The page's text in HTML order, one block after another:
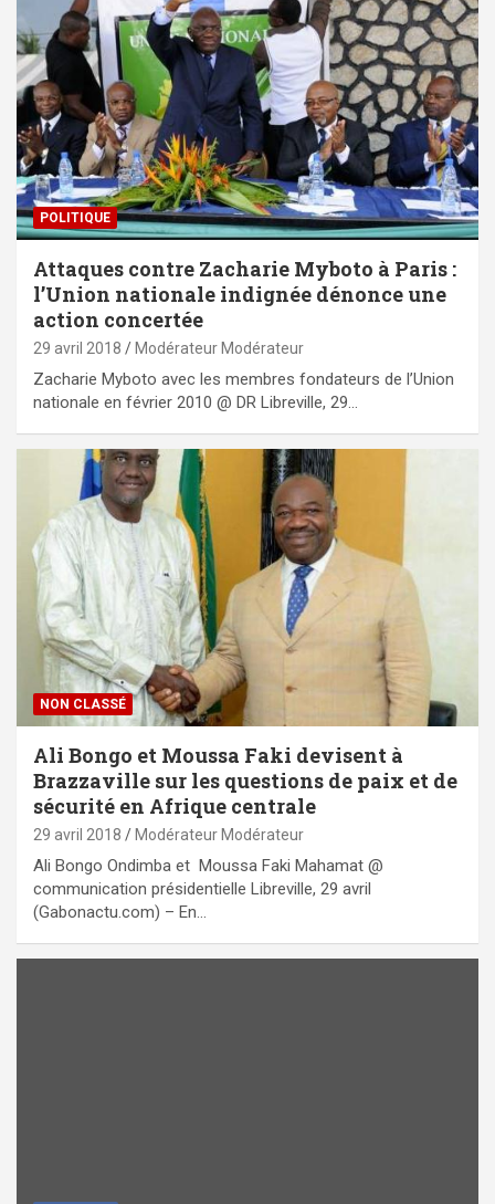
POLITIQUE
Attaques contre Zacharie Myboto à Paris :
l’Union nationale indignée dénonce une
action concertée
29 avril 2018 Modérateur Modérateur
Zacharie Myboto avec les membres fondateurs de l’Union
nationale en février 2010 @ DR Libreville, 29…
NON CLASSÉ
Ali Bongo et Moussa Faki devisent à
Brazzaville sur les questions de paix et de
sécurité en Afrique centrale
29 avril 2018 Modérateur Modérateur
Ali Bongo Ondimba et Moussa Faki Mahamat @
communication présidentielle Libreville, 29 avril
(Gabonactu.com) – En…